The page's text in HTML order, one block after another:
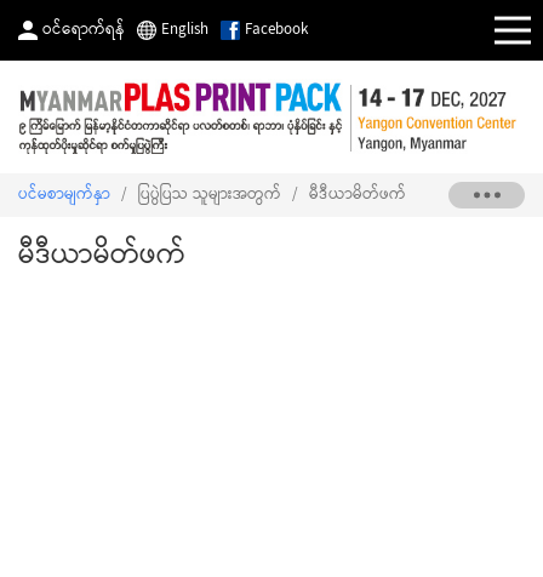
ဝင်ရောက်ရန် English Facebook
ပင်မစာမျက်နှာ / ပြပွဲပြသ သူများအတွက် / မီဒီယာမိတ်ဖက်
မီဒီယာမိတ်ဖက်